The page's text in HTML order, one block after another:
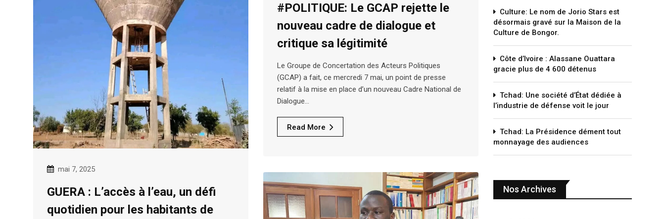
mai 7, 2025
GUERA : L’accès à l’eau, un défi
quotidien pour les habitants de
#POLITIQUE: Le GCAP rejette le
nouveau cadre de dialogue et
critique sa légitimité
Le Groupe de Concertation des Acteurs Politiques
(GCAP) a fait, ce mercredi 7 mai, un point de presse
relatif à la mise en place d’un nouveau Cadre National de
Dialogue…
Read More
Culture: Le nom de Jorio Stars est
désormais gravé sur la Maison de la
Culture de Bongor.
Côte d’Ivoire : Alassane Ouattara
gracie plus de 4 600 détenus
Tchad: Une société d’État dédiée à
l’industrie de défense voit le jour
Tchad: La Présidence dément tout
monnayage des audiences
Nos Archives